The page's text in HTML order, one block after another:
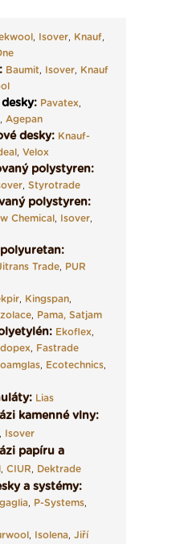
, Isover, Knauf,
Baumit, Isover, Knauf
: Pavatex,
, Agepan
desky: Knauf-
, Velox
polystyren:
, Styrotrade
polystyren:
Chemical, Isover,
Trade, PUR
, Kingspan,
, Pama, Satjam
Ekoflex,
, Fastrade
, Ecotechnics,
Lias
kamenné vlny:
, Isover
papíru a
, CIUR, Dektrade
a systémy:
, P-Systems,
, Isolena, Jiří